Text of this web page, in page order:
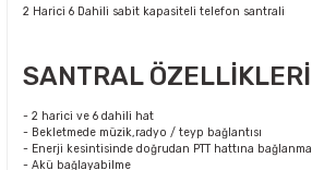
2 Harici 6 Dahili sabit kapasiteli telefon santrali
SANTRAL ÖZELLİKLERİ
- 2 harici ve 6 dahili hat
- Bekletmede müzik,radyo / teyp bağlantısı
- Enerji kesintisinde doğrudan PTT hattına bağlanma
- Akü bağlayabilme